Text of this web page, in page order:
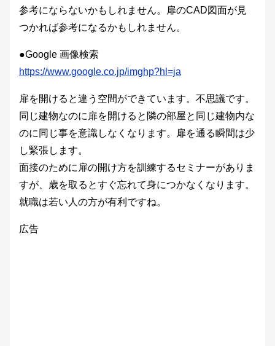
参考にならないかもしれません。扉のCAD図面が見
つかれば参考になるかもしれません。
●Google 画像検索
https://www.google.co.jp/imghp?hl=ja
扉を開けると違う空間ができています。不思議です。
同じ建物なのに扉を開けると隣の部屋と同じ建物内な
のに同じ事を意識しなくなります。扉を通る瞬間は少
し緊張します。
面接のために扉の開け方を訓練するセミナーがありま
すが、歳を取るとすぐ忘れて身につかなくなります。
就職は若い人の方が有利ですね。
広告